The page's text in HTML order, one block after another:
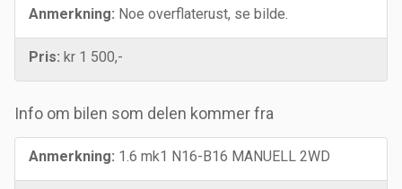
Anmerkning: Noe overflaterust, se bilde.
Pris: kr 1 500,-
Info om bilen som delen kommer fra
Anmerkning: 1.6 mk1 N16-B16 MANUELL 2WD